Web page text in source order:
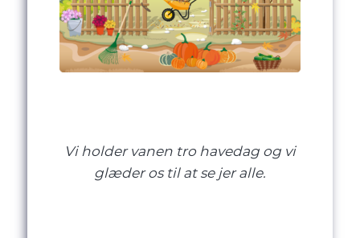
Vi holder vanen tro havedag og vi
glæder os til at se jer alle.